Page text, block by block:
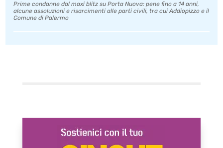
Prime condanne dal maxi blitz su Porta Nuova: pene fino a 14 anni,
alcune assoluzioni e risarcimenti alle parti civili, tra cui Addiopizzo e il
Comune di Palermo